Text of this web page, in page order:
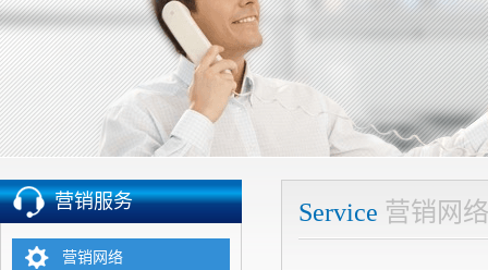
营销服务
营销网络
Service 营销网络